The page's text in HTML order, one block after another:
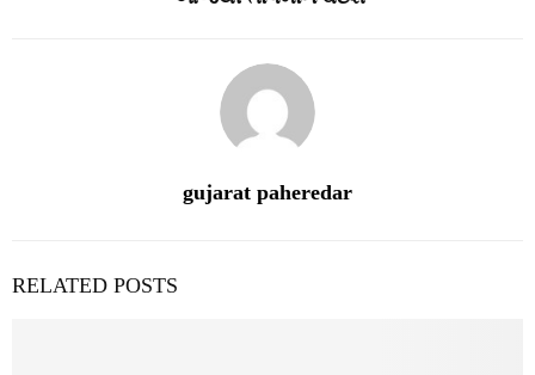
gujarat paheredar
RELATED POSTS